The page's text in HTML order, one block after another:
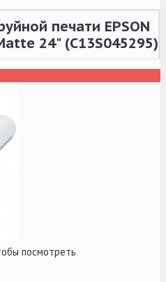
печати EPSON
24" (C13S045295)
посмотреть